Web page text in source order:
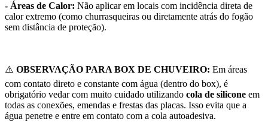
- Áreas de Calor: Não aplicar em locais com incidência direta de
calor extremo (como churrasqueiras ou diretamente atrás do fogão
sem distância de proteção).
⚠️ OBSERVAÇÃO PARA BOX DE CHUVEIRO: Em áreas
com contato direto e constante com água (dentro do box), é
obrigatório vedar com muito cuidado utilizando cola de silicone em
todas as conexões, emendas e frestas das placas. Isso evita que a
água penetre e entre em contato com a cola autoadesiva.